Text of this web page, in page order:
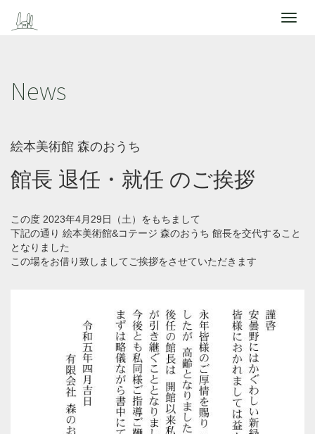
Toggle
News
絵本美術館 森のおうち
館長 退任・就任 のご挨拶
この度 2023年4月29日（土）をもちまして
下記の通り 絵本美術館&コテージ 森のおうち 館長を交代すること
となりました
この場をお借り致しましてご挨拶をさせていただきます